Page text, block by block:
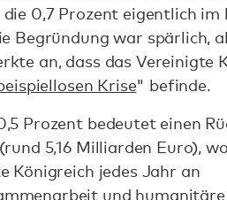
0,7 Prozent eigentlich im
Begründung war spärlich,
an, dass das Vereinigte
Krise" befinde.
Prozent bedeutet einen
5,16 Milliarden Euro),
Königreich jedes Jahr an
und